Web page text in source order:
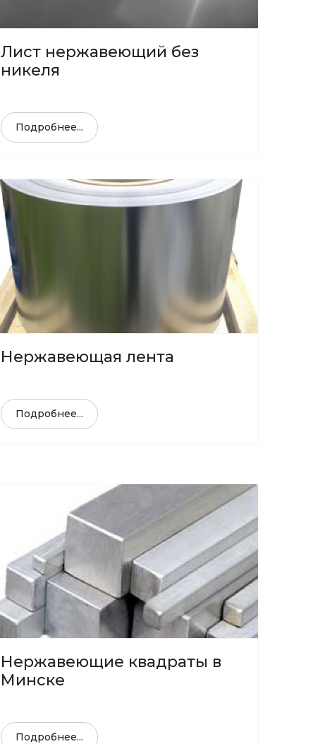
Лист нержавеющий без
никеля
Подробнее...
Нержавеющая лента
Подробнее...
Нержавеющие квадраты в
Минске
Подробнее...